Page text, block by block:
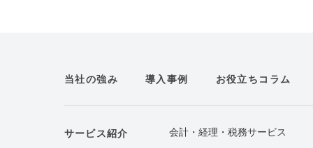
当社の強み 導入事例 お役立ちコラム
サービス紹介
会計・経理・税務サービス